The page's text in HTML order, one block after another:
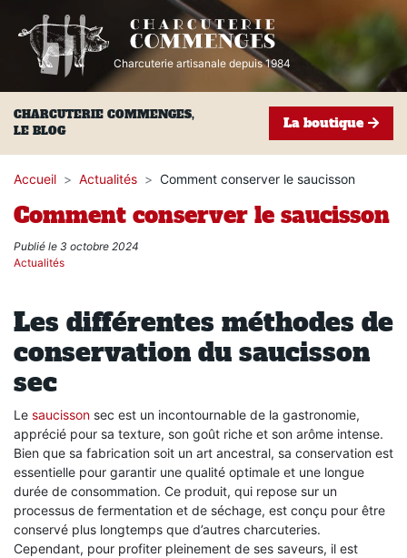
Charcuterie artisanale depuis 1984
CHARCUTERIE COMMENGES,
LE BLOG
La boutique
Accueil Actualités Comment conserver le saucisson
Comment conserver le saucisson
Publié le 3 octobre 2024
Actualités
Les différentes méthodes de
conservation du saucisson
sec
Le saucisson sec est un incontournable de la gastronomie,
apprécié pour sa texture, son goût riche et son arôme intense.
Bien que sa fabrication soit un art ancestral, sa conservation est
essentielle pour garantir une qualité optimale et une longue
durée de consommation. Ce produit, qui repose sur un
processus de fermentation et de séchage, est conçu pour être
conservé plus longtemps que d’autres charcuteries.
Cependant, pour profiter pleinement de ses saveurs, il est